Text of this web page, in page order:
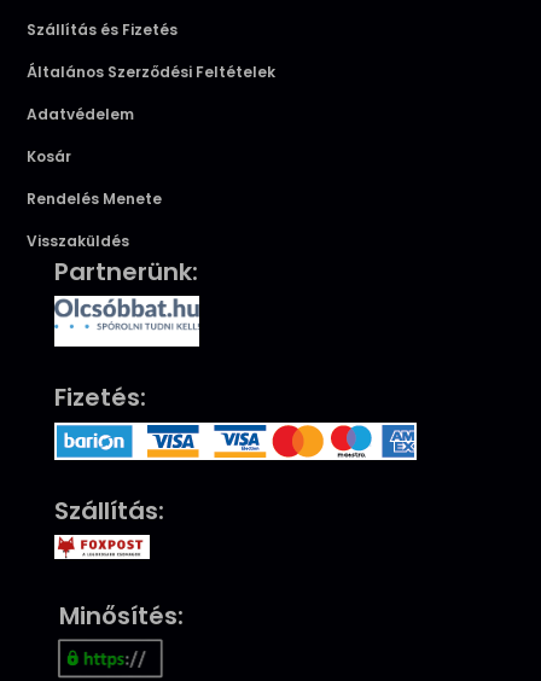
Szállítás és Fizetés
Általános Szerződési Feltételek
Adatvédelem
Kosár
Rendelés Menete
Visszaküldés
Partnerünk:
Fizetés:
Szállítás:
Minősítés: